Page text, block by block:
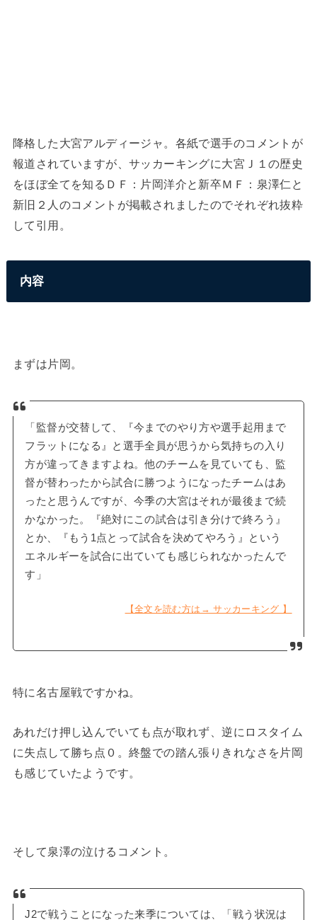
降格した大宮アルディージャ。各紙で選手のコメントが
報道されていますが、サッカーキングに大宮Ｊ１の歴史
をほぼ全てを知るＤＦ：片岡洋介と新卒ＭＦ：泉澤仁と
新旧２人のコメントが掲載されましたのでそれぞれ抜粋
して引用。
内容
まずは片岡。
「監督が交替して、『今までのやり方や選手起用まで
フラットになる』と選手全員が思うから気持ちの入り
方が違ってきますよね。他のチームを見ていても、監
督が替わったから試合に勝つようになったチームはあ
ったと思うんですが、今季の大宮はそれが最後まで続
かなかった。『絶対にこの試合は引き分けで終ろう』
とか、『もう1点とって試合を決めてやろう』という
エネルギーを試合に出ていても感じられなかったんで
す」
【全文を読む方は→ サッカーキング 】
特に名古屋戦ですかね。
あれだけ押し込んでいても点が取れず、逆にロスタイム
に失点して勝ち点０。終盤での踏ん張りきれなさを片岡
も感じていたようです。
そして泉澤の泣けるコメント。
J2で戦うことになった来季については、「戦う状況は